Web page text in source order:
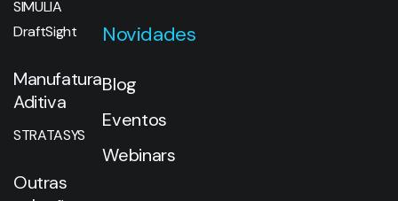
SIMULIA
DraftSight
Manufatura
Aditiva
STRATASYS
Outras
Novidades
Blog
Eventos
Webinars